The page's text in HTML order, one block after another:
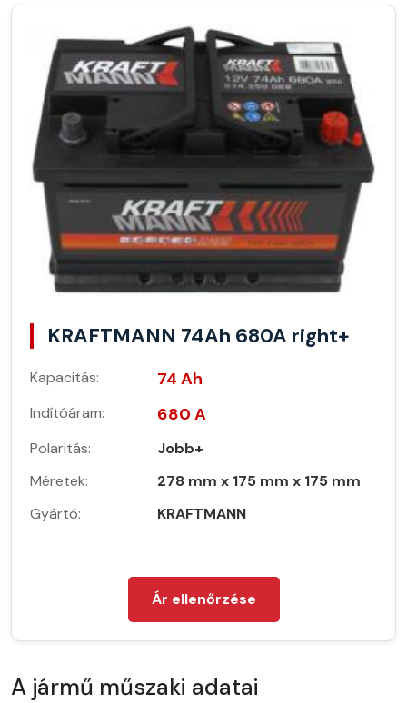
KRAFTMANN 74Ah 680A right+
Kapacitás: 74 Ah
Indítóáram: 680 A
Polaritás:
Jobb+
Méretek:
278 mm x 175 mm x 175 mm
Gyártó:
KRAFTMANN
Ár ellenőrzése
A jármű műszaki adatai